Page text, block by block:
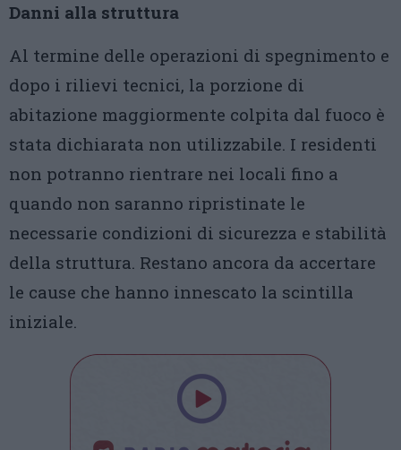
Danni alla struttura
Al termine delle operazioni di spegnimento e
dopo i rilievi tecnici, la porzione di
abitazione maggiormente colpita dal fuoco è
stata dichiarata non utilizzabile. I residenti
non potranno rientrare nei locali fino a
quando non saranno ripristinate le
necessarie condizioni di sicurezza e stabilità
della struttura. Restano ancora da accertare
le cause che hanno innescato la scintilla
iniziale.